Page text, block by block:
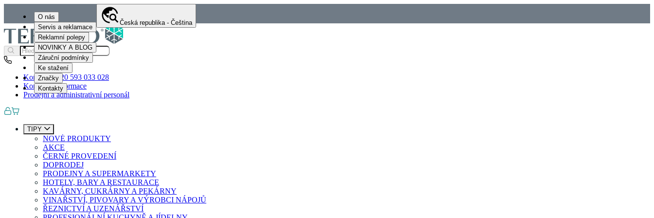
O nás
Servis a reklamace
Reklamní polepy
NOVINKY A BLOG
Záruční podmínky
Ke stažení
Značky
Kontakty
Česká republika - Čeština
Kontakty+420 593 033 028
Kontaktní informace
Prodejní a administrativní personál
TIPY
NOVÉ PRODUKTY
AKCE
ČERNÉ PROVEDENÍ
DOPRODEJ
PRODEJNY A SUPERMARKETY
HOTELY, BARY A RESTAURACE
KAVÁRNY, CUKRÁRNY A PEKÁRNY
VINAŘSTVÍ, PIVOVARY A VÝROBCI NÁPOJŮ
ŘEZNICTVÍ A UZENÁŘSTVÍ